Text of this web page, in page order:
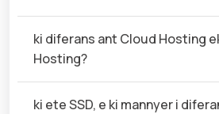
ki diferans ant Cloud Hosting
Hosting?
ki ete SSD, e ki mannyer i